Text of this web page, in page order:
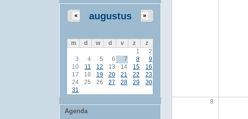
augustus
« »
m d w d v z
z
1
2
3
4 5 6 7 8
9
10
11 12 13 14 15
16
17
18 19 20 21 22
23
24
25 26 27 28 29
30
31
Agenda
8